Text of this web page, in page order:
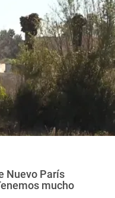
Nuevo París
mucho